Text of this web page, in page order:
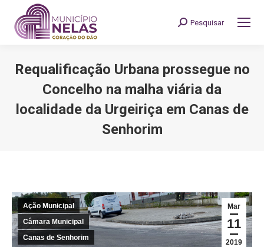
Search:
Pesquisar
Requalificação Urbana prossegue no
Concelho na malha viária da
localidade da Urgeiriça em Canas de
Senhorim
Mar
11
2019
Ação Municipal
Câmara Municipal
Canas de Senhorim